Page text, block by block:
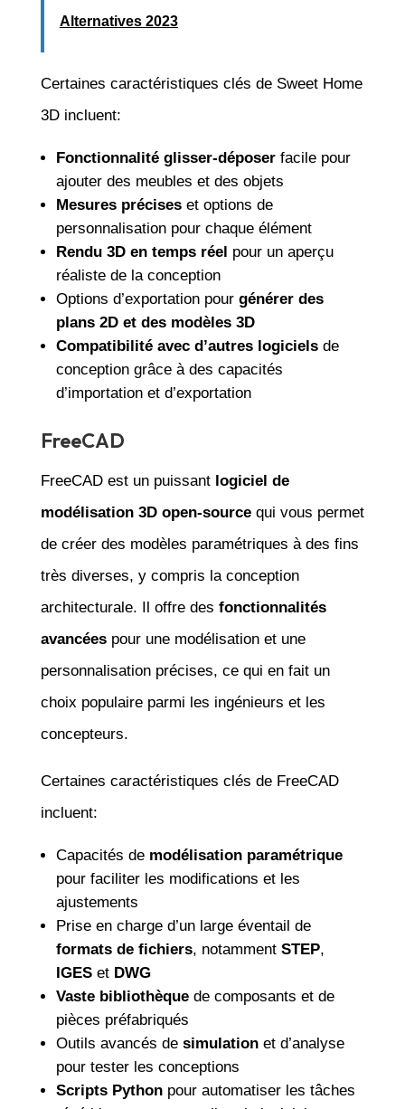
Alternatives 2023
Certaines caractéristiques clés de Sweet Home
3D incluent:
Fonctionnalité glisser-déposerfacile pour
ajouter des meubles et des objets
Mesures préciseset options de
personnalisation pour chaque élément
Rendu 3D en temps réel pour un aperçu
réaliste de la conception
Options d’exportation pour générer des
plans 2D et des modèles 3D
Compatibilité avec d’autres logicielsde
conception grâce à des capacités
d’importation et d’exportation
FreeCAD
FreeCAD est un puissant logiciel de
modélisation 3D open-sourcequi vous permet
de créer des modèles paramétriques à des fins
très diverses, y compris la conception
architecturale. Il offre des fonctionnalités
avancéespour une modélisation et une
personnalisation précises, ce qui en fait un
choix populaire parmi les ingénieurs et les
concepteurs.
Certaines caractéristiques clés de FreeCAD
incluent:
Capacités de modélisation paramétrique
pour faciliter les modifications et les
ajustements
Prise en charge d’un large éventail de
formats de fichiers, notamment STEP,
IGESet DWG
Vaste bibliothèquede composants et de
pièces préfabriqués
Outils avancés de simulationet d’analyse
pour tester les conceptions
Scripts Pythonpour automatiser les tâches